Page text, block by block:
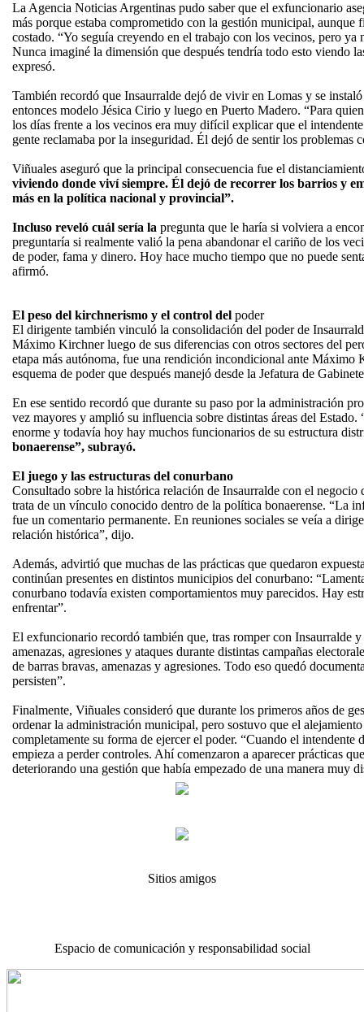
La Agencia Noticias Argentinas pudo saber que el exfuncionario
más porque estaba comprometido con la gestión municipal, aunque
costado. “Yo seguía creyendo en el trabajo con los vecinos, pero ya
Nunca imaginé la dimensión que después tendría todo esto viendo
expresó.
También recordó que Insaurralde dejó de vivir en Lomas y se
entonces modelo Jésica Cirio y luego en Puerto Madero. “Para
los días frente a los vecinos era muy difícil explicar que el
gente reclamaba por la inseguridad. Él dejó de sentir los problemas
Viñuales aseguró que la principal consecuencia fue el
viviendo donde viví siempre. Él dejó de recorrer los barrios y
más en la política nacional y provincial”.
Incluso reveló cuál sería la pregunta que le haría si volviera a
preguntaría si realmente valió la pena abandonar el cariño de los
de poder, fama y dinero. Hoy hace mucho tiempo que no puede
afirmó.
El peso del kirchnerismo y el control del poder
El dirigente también vinculó la consolidación del poder de
Máximo Kirchner luego de sus diferencias con otros sectores del
etapa más autónoma, fue una rendición incondicional ante Máximo
esquema de poder que después manejó desde la Jefatura de
En ese sentido recordó que durante su paso por la administración
vez mayores y amplió su influencia sobre distintas áreas del
enorme y todavía hoy hay muchos funcionarios de su estructura
bonaerense”, subrayó.
El juego y las estructuras del conurbano
Consultado sobre la histórica relación de Insaurralde con el negocio
trata de un vínculo conocido dentro de la política bonaerense. “La
fue un comentario permanente. En reuniones sociales se veía a
relación histórica”, dijo.
Además, advirtió que muchas de las prácticas que quedaron
continúan presentes en distintos municipios del conurbano:
conurbano todavía existen comportamientos muy parecidos. Hay
enfrentar”.
El exfuncionario recordó también que, tras romper con Insaurralde
amenazas, agresiones y ataques durante distintas campañas
de barras bravas, amenazas y agresiones. Todo eso quedó
persisten”.
Finalmente, Viñuales consideró que durante los primeros años de
ordenar la administración municipal, pero sostuvo que el
completamente su forma de ejercer el poder. “Cuando el intendente
empieza a perder controles. Ahí comenzaron a aparecer prácticas
deteriorando una gestión que había empezado de una manera muy
Sitios amigos
Espacio de comunicación y responsabilidad social